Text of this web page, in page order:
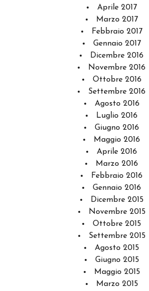
Aprile 2017
Marzo 2017
Febbraio 2017
Gennaio 2017
Dicembre 2016
Novembre 2016
Ottobre 2016
Settembre 2016
Agosto 2016
Luglio 2016
Giugno 2016
Maggio 2016
Aprile 2016
Marzo 2016
Febbraio 2016
Gennaio 2016
Dicembre 2015
Novembre 2015
Ottobre 2015
Settembre 2015
Agosto 2015
Giugno 2015
Maggio 2015
Marzo 2015